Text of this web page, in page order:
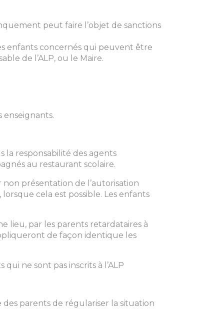
peut faire l’objet de sanctions
enfants concernés qui peuvent être
de l’ALP, ou le Maire.
enseignants.
la responsabilité des agents
au restaurant scolaire.
présentation de l’autorisation
cela est possible. Les enfants
lieu, par les parents retardataires à
de façon identique les
ne sont pas inscrits à l’ALP
des parents de régulariser la situation